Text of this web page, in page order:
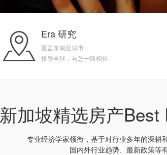
Era 研究
覆盖东南亚城市
投资全球，与您一路相伴
新加坡精选房产
专业经济学家领衔，基于对行业多年的深耕
国内外行业趋势、最新政策等